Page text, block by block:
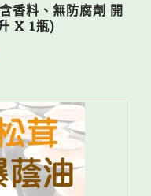
香料、無防腐劑 開
X 1瓶)